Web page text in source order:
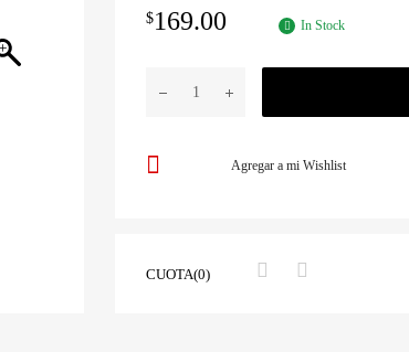
$169.00 In Stock
Agregar a mi Wishlist
CUOTA(0)